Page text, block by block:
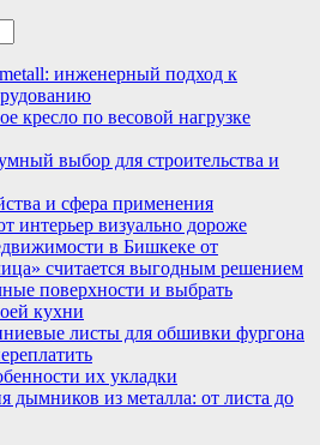
инженерный подход к
кресло по весовой нагрузке
выбор для строительства и
и сфера применения
интерьер визуально дороже
в Бишкеке от
считается выгодным решением
поверхности и выбрать
кухни
листы для обшивки фургона
их укладки
дымников из металла: от листа до